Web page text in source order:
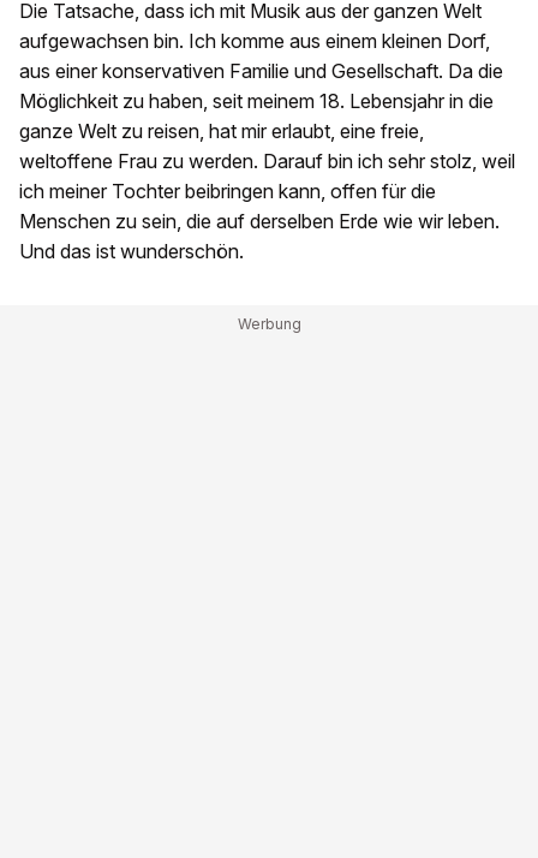
Die Tatsache, dass ich mit Musik aus der ganzen Welt
aufgewachsen bin. Ich komme aus einem kleinen Dorf,
aus einer konservativen Familie und Gesellschaft. Da die
Möglichkeit zu haben, seit meinem 18. Lebensjahr in die
ganze Welt zu reisen, hat mir erlaubt, eine freie,
weltoffene Frau zu werden. Darauf bin ich sehr stolz, weil
ich meiner Tochter beibringen kann, offen für die
Menschen zu sein, die auf derselben Erde wie wir leben.
Und das ist wunderschön.